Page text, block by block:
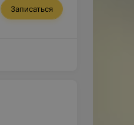
Записаться